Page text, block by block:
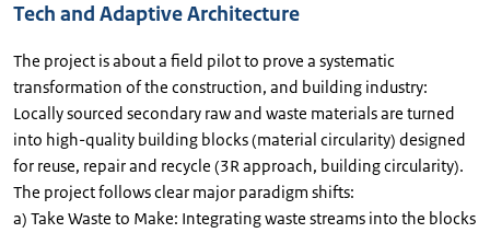
Tech and Adaptive Architecture
The project is about a field pilot to prove a systematic
transformation of the construction, and building industry:
Locally sourced secondary raw and waste materials are turned
into high-quality building blocks (material circularity) designed
for reuse, repair and recycle (3R approach, building circularity).
The project follows clear major paradigm shifts:
a) Take Waste to Make: Integrating waste streams into the blocks